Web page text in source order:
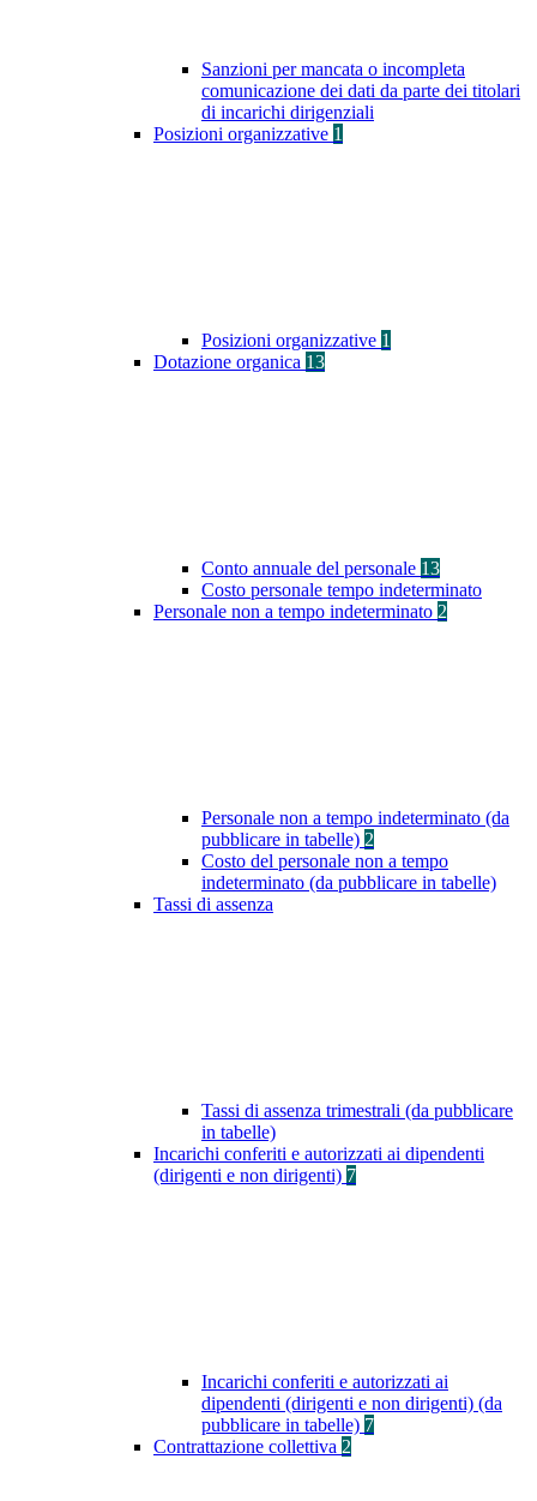
Sanzioni per mancata o incompleta
comunicazione dei dati da parte dei titolari
di incarichi dirigenziali
Posizioni organizzative 1
Posizioni organizzative 1
Dotazione organica 13
Conto annuale del personale 13
Costo personale tempo indeterminato
Personale non a tempo indeterminato 2
Personale non a tempo indeterminato (da
pubblicare in tabelle) 2
Costo del personale non a tempo
indeterminato (da pubblicare in tabelle)
Tassi di assenza
Tassi di assenza trimestrali (da pubblicare
in tabelle)
Incarichi conferiti e autorizzati ai dipendenti
(dirigenti e non dirigenti) 7
Incarichi conferiti e autorizzati ai
dipendenti (dirigenti e non dirigenti) (da
pubblicare in tabelle) 7
Contrattazione collettiva 2